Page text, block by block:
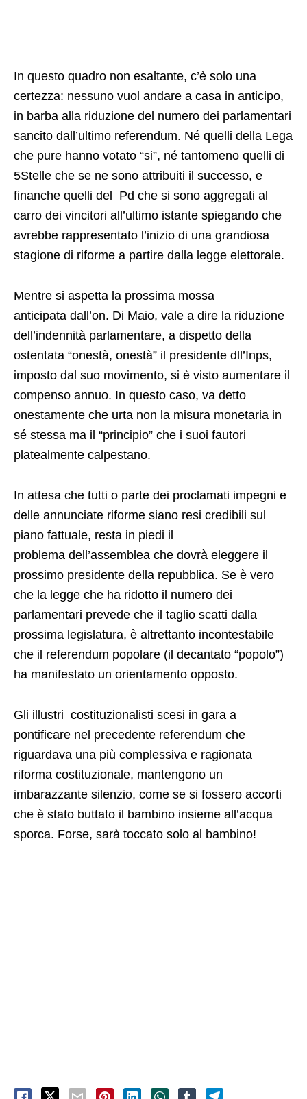
In questo quadro non esaltante, c’è solo una
certezza: nessuno vuol andare a casa in anticipo,
in barba alla riduzione del numero dei parlamentari
sancito dall’ultimo referendum. Né quelli della Lega
che pure hanno votato “si”, né tantomeno quelli di
5Stelle che se ne sono attribuiti il successo, e
finanche quelli del Pd che si sono aggregati al
carro dei vincitori all’ultimo istante spiegando che
avrebbe rappresentato l’inizio di una grandiosa
stagione di riforme a partire dalla legge elettorale.
Mentre si aspetta la prossima mossa
anticipata dall’on. Di Maio, vale a dire la riduzione
dell’indennità parlamentare, a dispetto della
ostentata “onestà, onestà” il presidente dll’Inps,
imposto dal suo movimento, si è visto aumentare il
compenso annuo. In questo caso, va detto
onestamente che urta non la misura monetaria in
sé stessa ma il “principio” che i suoi fautori
platealmente calpestano.
In attesa che tutti o parte dei proclamati impegni e
delle annunciate riforme siano resi credibili sul
piano fattuale, resta in piedi il
problema dell’assemblea che dovrà eleggere il
prossimo presidente della repubblica. Se è vero
che la legge che ha ridotto il numero dei
parlamentari prevede che il taglio scatti dalla
prossima legislatura, è altrettanto incontestabile
che il referendum popolare (il decantato “popolo”)
ha manifestato un orientamento opposto.
Gli illustri costituzionalisti scesi in gara a
pontificare nel precedente referendum che
riguardava una più complessiva e ragionata
riforma costituzionale, mantengono un
imbarazzante silenzio, come se si fossero accorti
che è stato buttato il bambino insieme all’acqua
sporca. Forse, sarà toccato solo al bambino!